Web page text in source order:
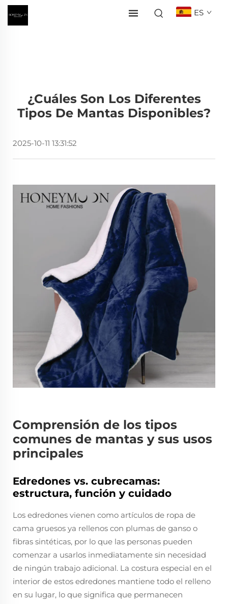
ES
¿Cuáles Son Los Diferentes
Tipos De Mantas Disponibles?
2025-10-11 13:31:52
Comprensión de los tipos
comunes de mantas y sus usos
principales
Edredones vs. cubrecamas:
estructura, función y cuidado
Los edredones vienen como artículos de ropa de
cama gruesos ya rellenos con plumas de ganso o
fibras sintéticas, por lo que las personas pueden
comenzar a usarlos inmediatamente sin necesidad
de ningún trabajo adicional. La costura especial en el
interior de estos edredones mantiene todo el relleno
en su lugar, lo que significa que permanecen